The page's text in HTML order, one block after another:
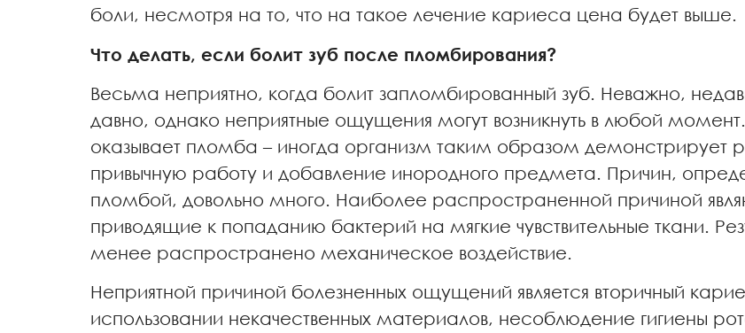
боли, несмотря на то, что на такое лечение кариеса цена будет выше.
Что делать, если болит зуб после пломбирования?
Весьма неприятно, когда болит запломбированный зуб. Неважно,
давно, однако неприятные ощущения могут возникнуть в любой
оказывает пломба – иногда организм таким образом демонстрирует
привычную работу и добавление инородного предмета. Причин,
пломбой, довольно много. Наиболее распространенной причиной
приводящие к попаданию бактерий на мягкие чувствительные ткани.
менее распространено механическое воздействие.
Неприятной причиной болезненных ощущений является вторичный
использовании некачественных материалов, несоблюдение гигиены